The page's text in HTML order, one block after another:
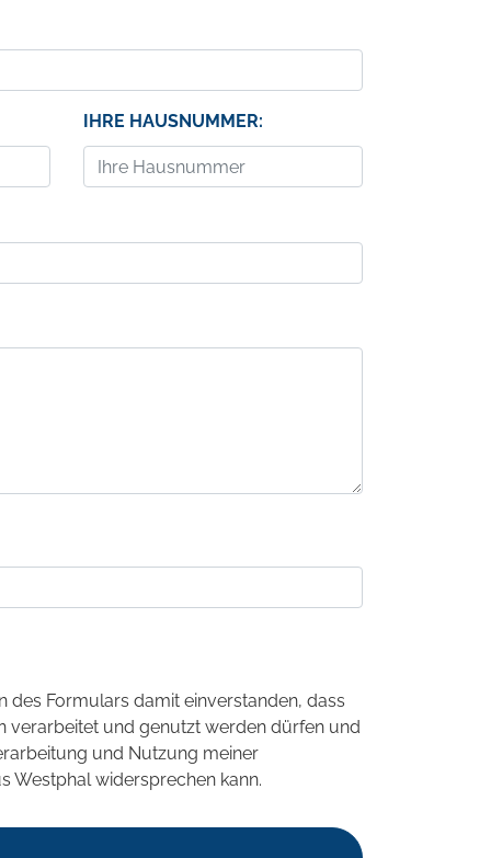
IHRE HAUSNUMMER:
Formulars damit einverstanden, dass
verarbeitet und genutzt werden dürfen und
und Nutzung meiner
Westphal widersprechen kann.